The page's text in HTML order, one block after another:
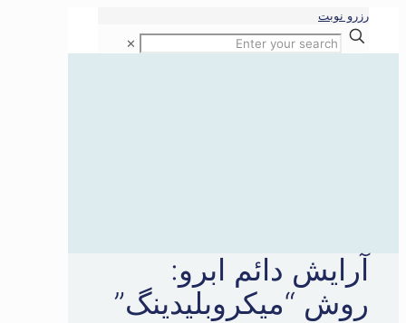
رزرو نوبت
✕
آرایش دائم ابرو:
روش “میکروبلیدینگ”